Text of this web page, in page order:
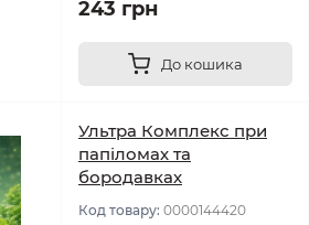
243 грн
До кошика
Ультра Комплекс при
папіломах та
бородавках
Код товару: 0000144420